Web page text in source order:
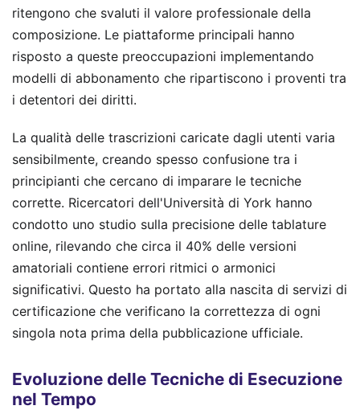
ritengono che svaluti il valore professionale della
composizione. Le piattaforme principali hanno
risposto a queste preoccupazioni implementando
modelli di abbonamento che ripartiscono i proventi tra
i detentori dei diritti.
La qualità delle trascrizioni caricate dagli utenti varia
sensibilmente, creando spesso confusione tra i
principianti che cercano di imparare le tecniche
corrette. Ricercatori dell'Università di York hanno
condotto uno studio sulla precisione delle tablature
online, rilevando che circa il 40% delle versioni
amatoriali contiene errori ritmici o armonici
significativi. Questo ha portato alla nascita di servizi di
certificazione che verificano la correttezza di ogni
singola nota prima della pubblicazione ufficiale.
Evoluzione delle Tecniche di Esecuzione
nel Tempo